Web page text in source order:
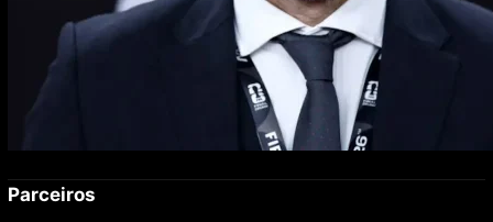
Parceiros